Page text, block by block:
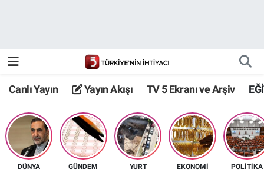
Canlı Yayın Yayın Akışı TV 5 Ekranı ve Arşiv
DÜNYA GÜNDEM YURT EKONOMİ POLİTİKA
TV 5 Ekranı ve Arşiv